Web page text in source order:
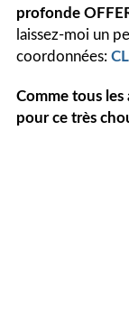
profonde
laissez-moi un
coordonnées:
Comme tous les
pour ce très